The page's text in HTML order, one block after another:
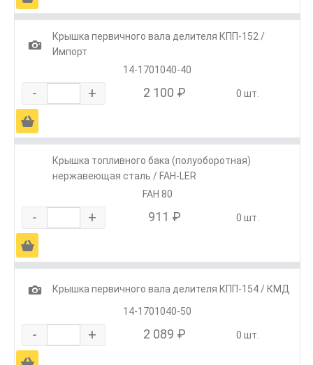
1
Крышка первичного вала делителя КПП-152 /
Импорт
14-1701040-40
- + 2 100 ₽ 0 шт.
Ä
Крышка топливного бака (полуоборотная)
нержавеющая сталь / FAH-LER
FAH 80
- + 911 ₽ 0 шт.
Ä
1
Крышка первичного вала делителя КПП-154 / КМД
14-1701040-50
- + 2 089 ₽ 0 шт.